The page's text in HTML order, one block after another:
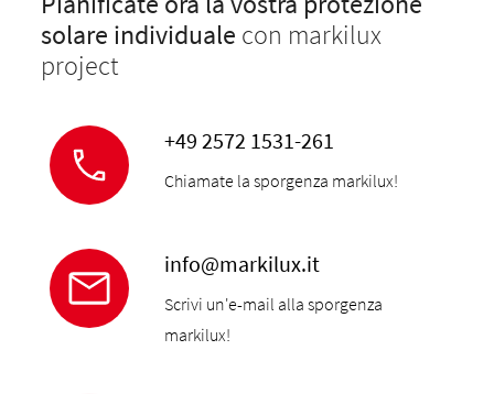
solare individuale con markilux
project
+49 2572 1531-261
Chiamate la sporgenza markilux!
info@markilux.it
Scrivi un'e-mail alla sporgenza
markilux!